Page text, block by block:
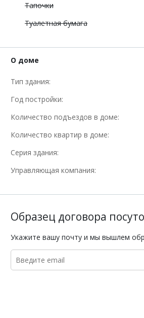
Тапочки
Туалетная бумага
О доме
Тип здания:
Год постройки:
Количество подъездов в доме:
Количество квартир в доме:
Серия здания:
Управляющая компания:
Образец договора
Укажите вашу почту и мы вышлем